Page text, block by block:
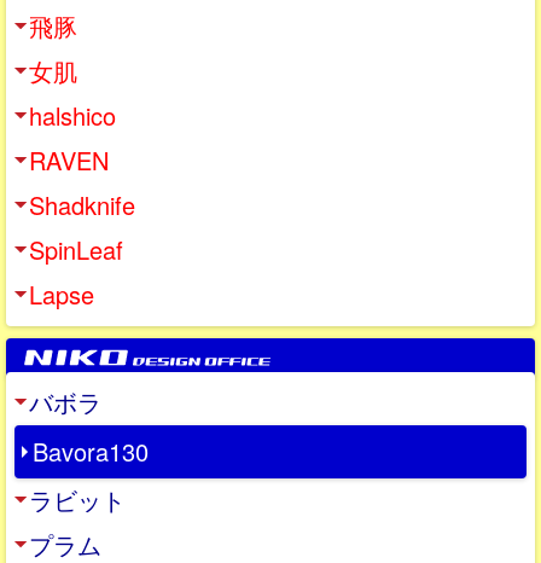
飛豚
女肌
halshico
RAVEN
Shadknife
SpinLeaf
Lapse
バボラ
Bavora130
ラビット
プラム